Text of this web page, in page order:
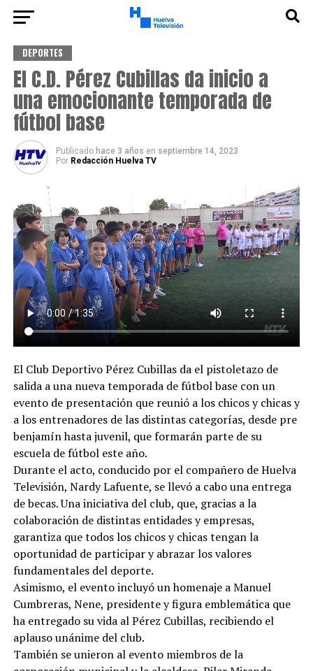
DEPORTES
El C.D. Pérez Cubillas da inicio a
una emocionante temporada de
fútbol base
Publicado hace 3 años en septiembre 14, 2023
Por Redacción Huelva TV
El Club Deportivo Pérez Cubillas da el pistoletazo de
salida a una nueva temporada de fútbol base con un
evento de presentación que reunió a los chicos y chicas y
a los entrenadores de las distintas categorías, desde pre
benjamín hasta juvenil, que formarán parte de su
escuela de fútbol este año.
Durante el acto, conducido por el compañero de Huelva
Televisión, Nardy Lafuente, se llevó a cabo una entrega
de becas. Una iniciativa del club, que, gracias a la
colaboración de distintas entidades y empresas,
garantiza que todos los chicos y chicas tengan la
oportunidad de participar y abrazar los valores
fundamentales del deporte.
Asimismo, el evento incluyó un homenaje a Manuel
Cumbreras, Nene, presidente y figura emblemática que
ha entregado su vida al Pérez Cubillas, recibiendo el
aplauso unánime del club.
También se unieron al evento miembros de la